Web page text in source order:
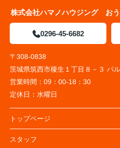
株式会社ハマノハウジング お
0296-45-6682
〒308-0838
茨城県筑西市榎生１丁目８－３ パ
営業時間： 09：00-18：30
定休日： 水曜日
トップページ
スタッフ